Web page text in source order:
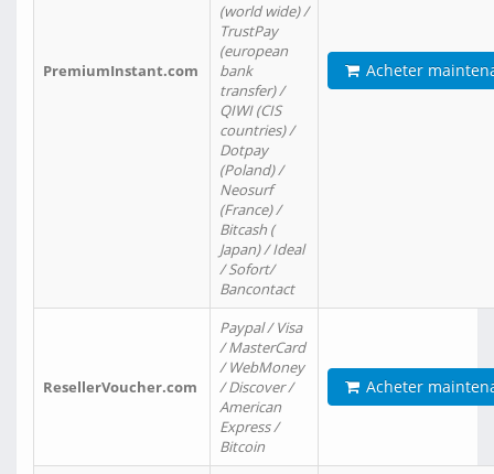
PremiumInstant.com
(world wide) /
TrustPay
(european
bank
transfer) /
QIWI (CIS
countries) /
Dotpay
(Poland) /
Neosurf
(France) /
Bitcash (
Japan) / Ideal
/ Sofort/
Bancontact
Acheter
ResellerVoucher.com
Paypal / Visa
/ MasterCard
/ WebMoney
/ Discover /
American
Express /
Bitcoin
Acheter